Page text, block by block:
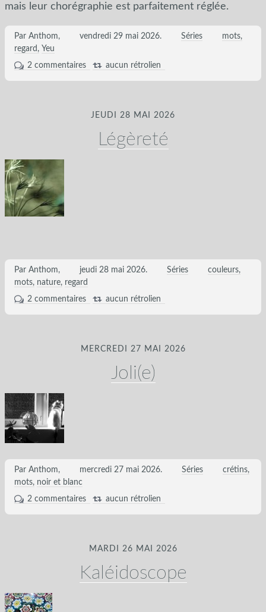
mais leur chorégraphie est parfaitement réglée.
Par Anthom, vendredi 29 mai 2026. Séries
mots
regard
Yeu
2 commentaires
aucun rétrolien
JEUDI 28 MAI 2026
Légèreté
Par Anthom, jeudi 28 mai 2026. Séries
couleurs
mots nature regard
2 commentaires
aucun rétrolien
MERCREDI 27 MAI 2026
Joli(e)
Par Anthom, mercredi 27 mai 2026. Séries
crétins
mots noir et blanc
2 commentaires
aucun rétrolien
MARDI 26 MAI 2026
Kaléidoscope